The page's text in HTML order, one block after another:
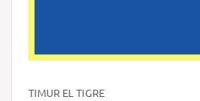
TIMUR EL TIGRE